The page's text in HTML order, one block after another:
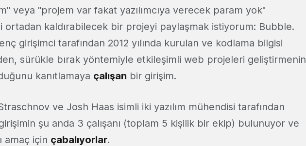
veya "projem var fakat yazılımcıya verecek param yok"
ortadan kaldırabilecek bir projeyi paylaşmak istiyorum: Bubble.
girişimci tarafından 2012 yılında kurulan ve kodlama bilgisi
sürükle bırak yöntemiyle etkileşimli web projeleri geliştirmenin
kanıtlamaya çalışan bir girişim.
ve Josh Haas isimli iki yazılım mühendisi tarafından
şu anda 3 çalışanı (toplam 5 kişilik bir ekip) bulunuyor ve
amaç için çabalıyorlar.